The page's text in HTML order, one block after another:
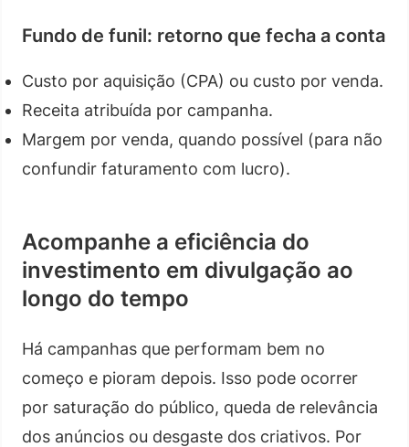
Fundo de funil: retorno que fecha a conta
Custo por aquisição (CPA) ou custo por venda.
Receita atribuída por campanha.
Margem por venda, quando possível (para não
confundir faturamento com lucro).
Acompanhe a eficiência do
investimento em divulgação ao
longo do tempo
Há campanhas que performam bem no
começo e pioram depois. Isso pode ocorrer
por saturação do público, queda de relevância
dos anúncios ou desgaste dos criativos. Por